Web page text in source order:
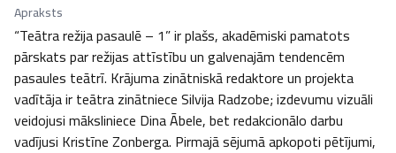
Apraksts
“Teātra režija pasaulē – 1” ir plašs, akadēmiski pamatots
pārskats par režijas attīstību un galvenajām tendencēm
pasaules teātrī. Krājuma zinātniskā redaktore un projekta
vadītāja ir teātra zinātniece Silvija Radzobe; izdevumu vizuāli
veidojusi māksliniece Dina Ābele, bet redakcionālo darbu
vadījusi Kristīne Zonberga. Pirmajā sējumā apkopoti pētījumi,